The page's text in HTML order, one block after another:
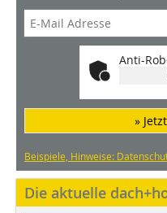
Anti-
»
Beispiele, Hinweise:
Die aktuelle